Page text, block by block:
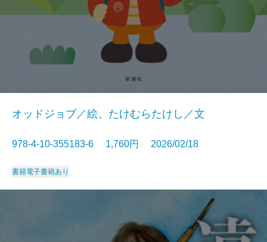
オッドジョブ／絵、たけむらたけし／文
978-4-10-355183-6 1,760円 2026/02/18
書籍電子書籍あり